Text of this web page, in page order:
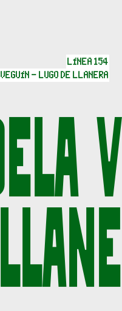
LÍNEA 154
- LUGO DE LLANERA